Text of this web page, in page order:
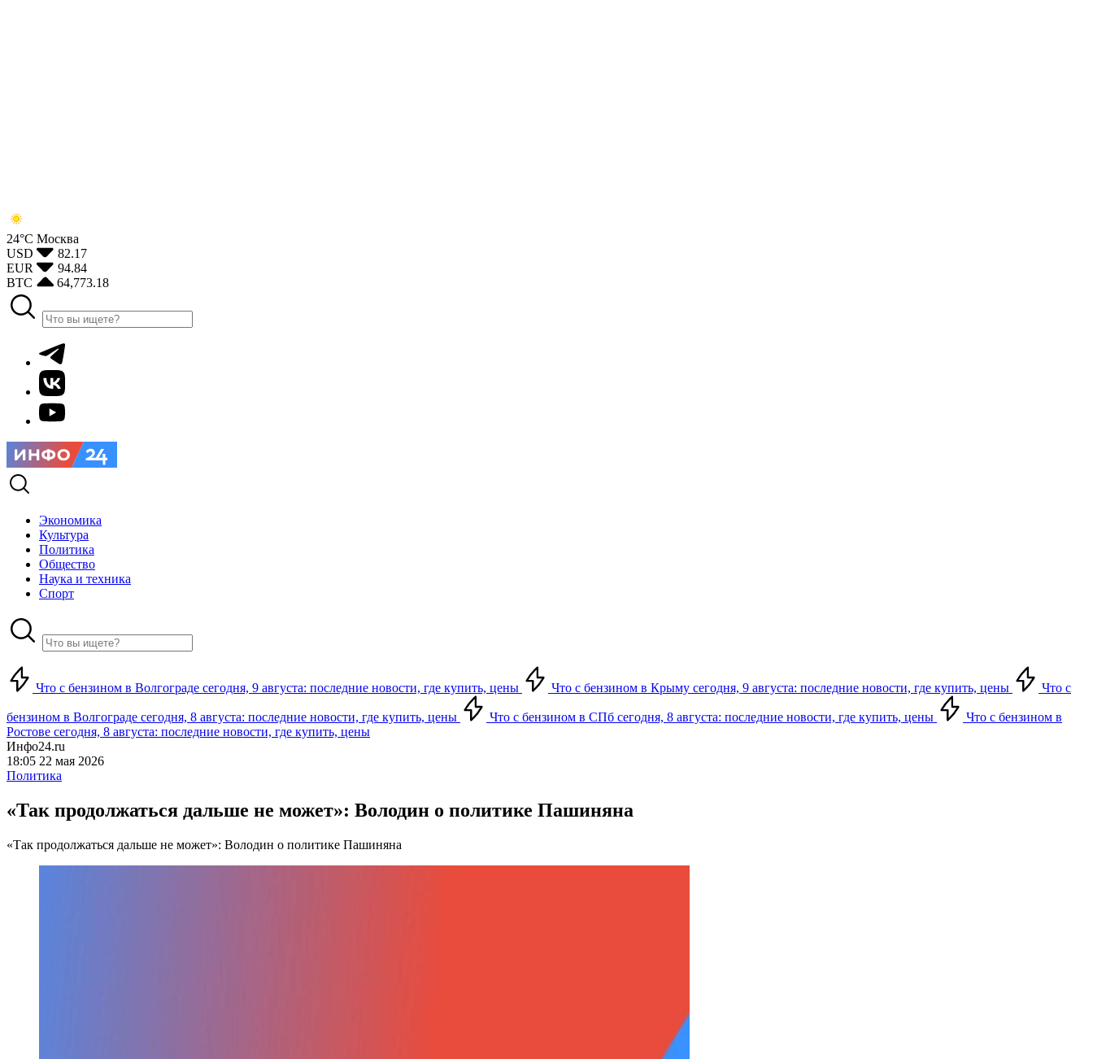
24°С Москва
USD
82.17
EUR
94.84
BTC
64,773.18
Экономика
Культура
Политика
Общество
Наука и техника
Спорт
Что с бензином в Волгограде сегодня, 9 августа: последние новости, где купить, цены Что с бензином в Крыму сегодня, 9 августа: последние новости, где купить, цены Что с
бензином в Волгограде сегодня, 8 августа: последние новости, где купить, цены Что с бензином в СПб сегодня, 8 августа: последние новости, где купить, цены
Что с бензином в
Ростове сегодня, 8 августа: последние новости, где купить, цены
Инфо24.ru
18:05 22 мая 2026
Политика
«Так продолжаться дальше не может»: Володин о политике Пашиняна
«Так продолжаться дальше не может»: Володин о политике Пашиняна